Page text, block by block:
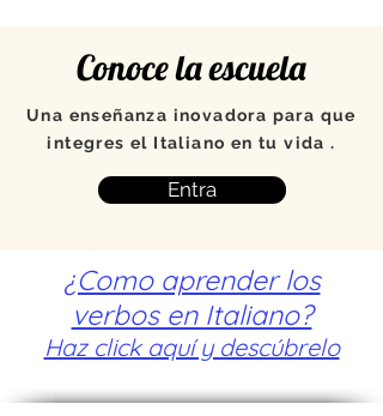
Conoce la escuela
Una enseñanza inovadora para que
integres el Italiano en tu vida .
Entra
¿Como aprender los
verbos en Italiano?
Haz click aquí y descúbrelo